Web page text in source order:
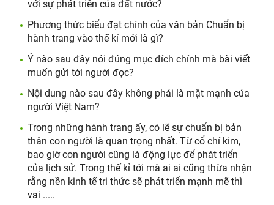
với sự phát triển của đất nước?
Phương thức biểu đạt chính của văn bản Chuẩn bị
hành trang vào thế kỉ mới là gì?
Ý nào sau đây nói đúng mục đích chính mà bài viết
muốn gửi tới người đọc?
Nội dung nào sau đây không phải là mặt mạnh của
người Việt Nam?
Trong những hành trang ấy, có lẽ sự chuẩn bị bản
thân con người là quan trọng nhất. Từ cổ chí kim,
bao giờ con người cũng là động lực để phát triển
của lịch sử. Trong thế kỉ tới mà ai ai cũng thừa nhận
rằng nền kinh tế tri thức sẽ phát triển mạnh mẽ thì
vai .....